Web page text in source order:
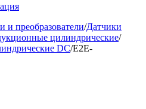
и преобразователи/Датчики
цилиндрические/
DC/E2E-